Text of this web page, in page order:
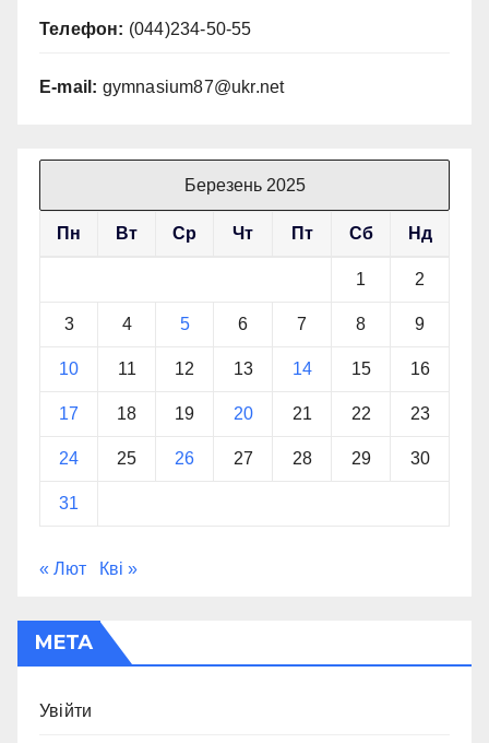
Телефон: (044)234-50-55
E-mail: gymnasium87@ukr.net
Березень 2025
Пн Вт Ср Чт Пт Сб Нд
1 2
3 4 5 6 7 8 9
10 11 12 13 14 15 16
17 18 19 20 21 22 23
24 25 26 27 28 29 30
31
« Лют Кві »
МЕТА
Увійти